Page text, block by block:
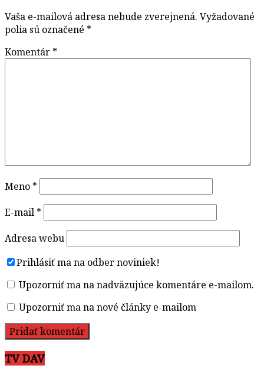
Vaša e-mailová adresa nebude zverejnená. Vyžadované
polia sú označené *
Komentár *
Meno *
E-mail *
Adresa webu
Prihlásiť ma na odber noviniek!
Upozorniť ma na nadväzujúce komentáre e-mailom.
Upozorniť ma na nové články e-mailom
TV DAV